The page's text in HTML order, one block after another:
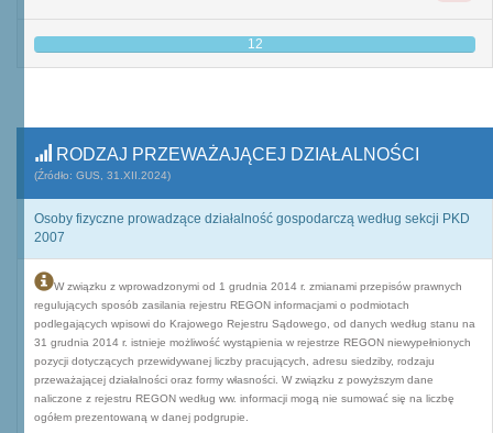
12
RODZAJ PRZEWAŻAJĄCEJ DZIAŁALNOŚCI
(Źródło: GUS, 31.XII.2024)
Osoby fizyczne prowadzące działalność gospodarczą według sekcji PKD
2007
W związku z wprowadzonymi od 1 grudnia 2014 r. zmianami przepisów prawnych
regulujących sposób zasilania rejestru REGON informacjami o podmiotach
podlegających wpisowi do Krajowego Rejestru Sądowego, od danych według stanu na
31 grudnia 2014 r. istnieje możliwość wystąpienia w rejestrze REGON niewypełnionych
pozycji dotyczących przewidywanej liczby pracujących, adresu siedziby, rodzaju
przeważającej działalności oraz formy własności. W związku z powyższym dane
naliczone z rejestru REGON według ww. informacji mogą nie sumować się na liczbę
ogółem prezentowaną w danej podgrupie.